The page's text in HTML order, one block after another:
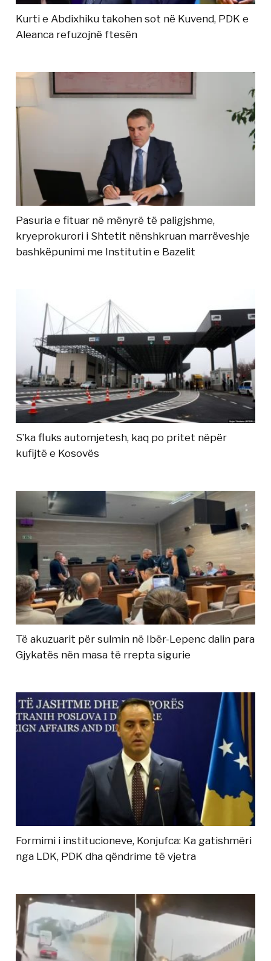
Kurti e Abdixhiku takohen sot në Kuvend, PDK e
Aleanca refuzojnë ftesën
Pasuria e fituar në mënyrë të paligjshme,
kryeprokurori i Shtetit nënshkruan marrëveshje
bashkëpunimi me Institutin e Bazelit
S’ka fluks automjetesh, kaq po pritet nëpër
kufijtë e Kosovës
Të akuzuarit për sulmin në Ibër-Lepenc dalin para
Gjykatës nën masa të rrepta sigurie
Formimi i institucioneve, Konjufca: Ka gatishmëri
nga LDK, PDK dha qëndrime të vjetra